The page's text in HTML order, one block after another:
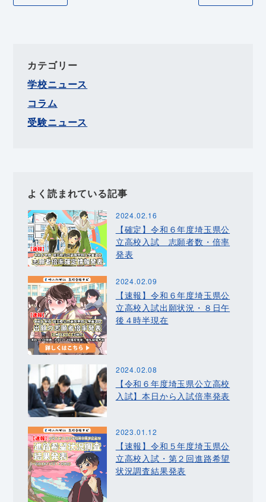
カテゴリー
学校ニュース
コラム
受験ニュース
よく読まれている記事
2024.02.16
【確定】令和６年度埼玉県公
立高校入試 志願者数・倍率
発表
2024.02.09
【速報】令和６年度埼玉県公
立高校入試出願状況・８日午
後４時半現在
2024.02.08
【令和６年度埼玉県公立高校
入試】本日から入試倍率発表
2023.01.12
【速報】令和５年度埼玉県公
立高校入試・第２回進路希望
状況調査結果発表